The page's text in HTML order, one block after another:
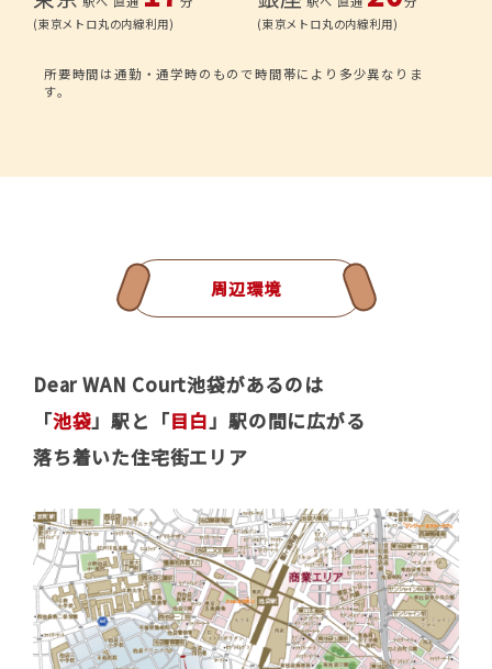
(東京メトロ丸の内線利用) (東京メトロ丸の内線利用)
所要時間は通勤・通学時のもので時間帯により多少異なりま
す。
周辺環境
Dear WAN Court池袋があるのは
「池袋」駅と「目白」駅の間に広がる
落ち着いた住宅街エリア